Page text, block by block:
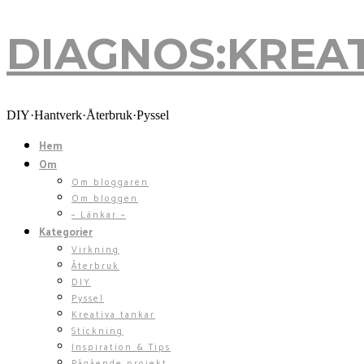
DIY·Hantverk·Återbruk·Pyssel
Hem
Om
Om bloggaren
Om bloggen
~ Länkar ~
Kategorier
Virkning
Återbruk
DIY
Pyssel
Kreativa tankar
Stickning
Inspiration & Tips